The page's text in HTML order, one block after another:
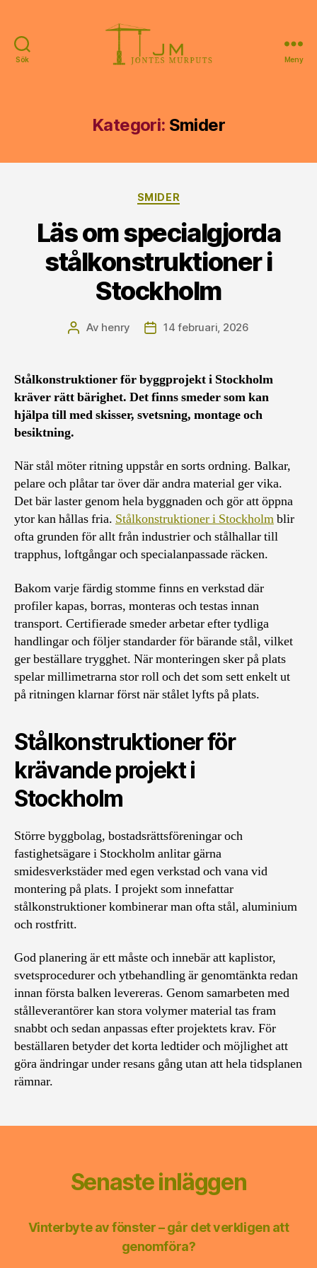
Sök Meny
Kategori: Smider
Kategorier
SMIDER
Läs om specialgjorda
stålkonstruktioner i
Stockholm
Inläggsförfattare
Av henry Inläggsdatum
14 februari, 2026
Stålkonstruktioner för byggprojekt i Stockholm
kräver rätt bärighet. Det finns smeder som kan
hjälpa till med skisser, svetsning, montage och
besiktning.
När stål möter ritning uppstår en sorts ordning. Balkar,
pelare och plåtar tar över där andra material ger vika.
Det bär laster genom hela byggnaden och gör att öppna
ytor kan hållas fria. Stålkonstruktioner i Stockholmblir
ofta grunden för allt från industrier och stålhallar till
trapphus, loftgångar och specialanpassade räcken.
Bakom varje färdig stomme finns en verkstad där
profiler kapas, borras, monteras och testas innan
transport. Certifierade smeder arbetar efter tydliga
handlingar och följer standarder för bärande stål, vilket
ger beställare trygghet. När monteringen sker på plats
spelar millimetrarna stor roll och det som sett enkelt ut
på ritningen klarnar först när stålet lyfts på plats.
Stålkonstruktioner för
krävande projekt i
Stockholm
Större byggbolag, bostadsrättsföreningar och
fastighetsägare i Stockholm anlitar gärna
smidesverkstäder med egen verkstad och vana vid
montering på plats. I projekt som innefattar
stålkonstruktioner kombinerar man ofta stål, aluminium
och rostfritt.
God planering är ett måste och innebär att kaplistor,
svetsprocedurer och ytbehandling är genomtänkta redan
innan första balken levereras. Genom samarbeten med
stålleverantörer kan stora volymer material tas fram
snabbt och sedan anpassas efter projektets krav. För
beställaren betyder det korta ledtider och möjlighet att
göra ändringar under resans gång utan att hela tidsplanen
rämnar.
Senaste inläggen
Vinterbyte av fönster – går det verkligen att
genomföra?